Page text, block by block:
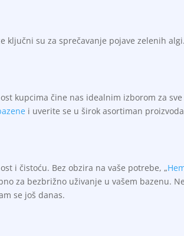
ključni su za sprečavanje pojave zelenih algi.
kupcima čine nas idealnim izborom za sve
i uverite se u širok asortiman proizvoda
i čistoću. Bez obzira na vaše potrebe, „
za bezbrižno uživanje u vašem bazenu. Ne
se još danas.